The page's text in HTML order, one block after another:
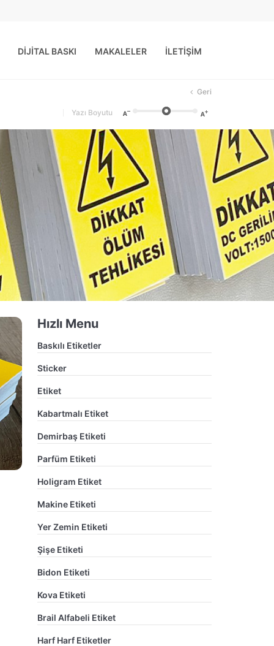
DİJİTAL BASKI MAKALELER İLETİŞİM
Geri
Yazı Boyutu
Hızlı Menu
Baskılı Etiketler
Sticker
Etiket
Kabartmalı Etiket
Demirbaş Etiketi
Parfüm Etiketi
Holigram Etiket
Makine Etiketi
Yer Zemin Etiketi
Şişe Etiketi
Bidon Etiketi
Kova Etiketi
Brail Alfabeli Etiket
Harf Harf Etiketler